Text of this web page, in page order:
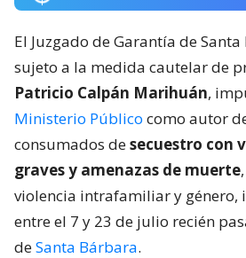
El Juzgado de Garantía de
sujeto a la medida cautelar de
Patricio Calpán Marihuán,
Ministerio Público como autor
consumados desecuestro con
graves y amenazas de muerte
violencia intrafamiliar y género,
entre el 7 y 23 de julio recién
deSanta Bárbara.